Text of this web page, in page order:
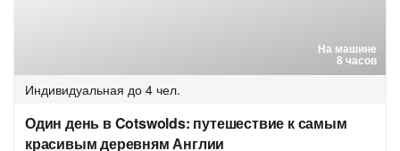
На машине
8 часов
Индивидуальная до 4 чел.
Один день в Cotswolds: путешествие к самым
красивым деревням Англии